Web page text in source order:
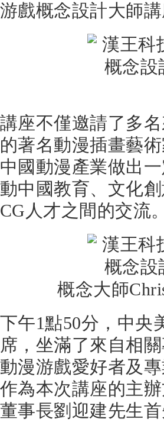
游戲概念設計大師講
講座不僅邀請了多
的著名動漫插畫藝
中國動漫產業做出
動中國教育、文化
CG人才之間的交流。
概念大師
下午1點50分，中央
席，坐滿了來自相
動漫游戲愛好者及
作為本次講座的主
董事長劉迎建先生